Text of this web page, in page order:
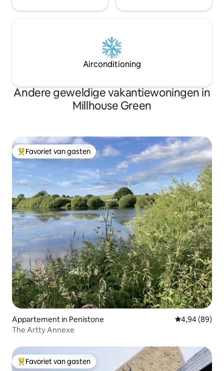
Airconditioning
Andere geweldige vakantiewoningen in
Millhouse Green
Topfavoriet van gasten
Favoriet van gasten
Appartement in Penistone Gemiddelde
4,94 (89)
The Artty Annexe
Topfavoriet van gasten
Favoriet van gasten